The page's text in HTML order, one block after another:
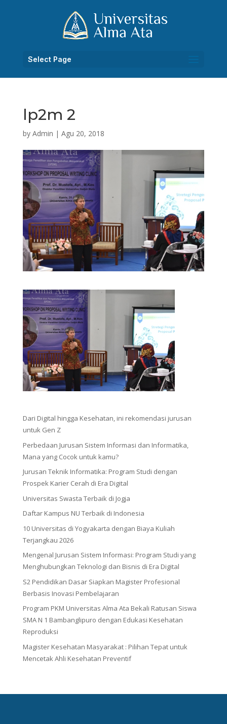
Select Page
lp2m 2
by Admin | Agu 20, 2018
Dari Digital hingga Kesehatan, ini rekomendasi jurusan
untuk Gen Z
Perbedaan Jurusan Sistem Informasi dan Informatika,
Mana yang Cocok untuk kamu?
Jurusan Teknik Informatika: Program Studi dengan
Prospek Karier Cerah di Era Digital
Universitas Swasta Terbaik di Jogja
Daftar Kampus NU Terbaik di Indonesia
10 Universitas di Yogyakarta dengan Biaya Kuliah
Terjangkau 2026
Mengenal Jurusan Sistem Informasi: Program Studi yang
Menghubungkan Teknologi dan Bisnis di Era Digital
S2 Pendidikan Dasar Siapkan Magister Profesional
Berbasis Inovasi Pembelajaran
Program PKM Universitas Alma Ata Bekali Ratusan Siswa
SMA N 1 Bambanglipuro dengan Edukasi Kesehatan
Reproduksi
Magister Kesehatan Masyarakat : Pilihan Tepat untuk
Mencetak Ahli Kesehatan Preventif